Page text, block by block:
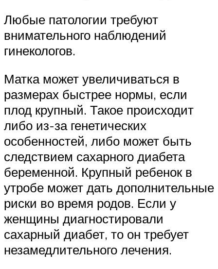
Любые патологии требуют
внимательного наблюдений
гинекологов.
Матка может увеличиваться в
размерах быстрее нормы, если
плод крупный. Такое происходит
либо из-за генетических
особенностей, либо может быть
следствием сахарного диабета
беременной. Крупный ребенок в
утробе может дать дополнительные
риски во время родов. Если у
женщины диагностировали
сахарный диабет, то он требует
незамедлительного лечения.